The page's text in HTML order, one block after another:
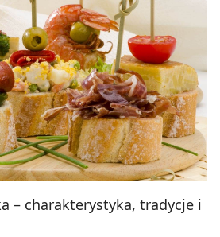
– charakterystyka, tradycje i